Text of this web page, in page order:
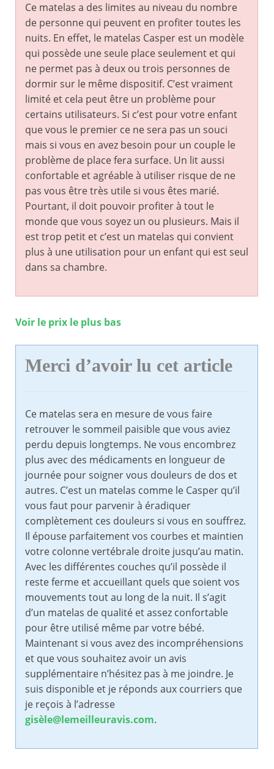
Ce matelas a des limites au niveau du nombre
de personne qui peuvent en profiter toutes les
nuits. En effet, le matelas Casper est un modèle
qui possède une seule place seulement et qui
ne permet pas à deux ou trois personnes de
dormir sur le même dispositif. C’est vraiment
limité et cela peut être un problème pour
certains utilisateurs. Si c’est pour votre enfant
que vous le premier ce ne sera pas un souci
mais si vous en avez besoin pour un couple le
problème de place fera surface. Un lit aussi
confortable et agréable à utiliser risque de ne
pas vous être très utile si vous êtes marié.
Pourtant, il doit pouvoir profiter à tout le
monde que vous soyez un ou plusieurs. Mais il
est trop petit et c’est un matelas qui convient
plus à une utilisation pour un enfant qui est seul
dans sa chambre.
Voir le prix le plus bas
Merci d’avoir lu cet article
Ce matelas sera en mesure de vous faire
retrouver le sommeil paisible que vous aviez
perdu depuis longtemps. Ne vous encombrez
plus avec des médicaments en longueur de
journée pour soigner vous douleurs de dos et
autres. C’est un matelas comme le Casper qu’il
vous faut pour parvenir à éradiquer
complètement ces douleurs si vous en souffrez.
Il épouse parfaitement vos courbes et maintien
votre colonne vertébrale droite jusqu’au matin.
Avec les différentes couches qu’il possède il
reste ferme et accueillant quels que soient vos
mouvements tout au long de la nuit. Il s’agit
d’un matelas de qualité et assez confortable
pour être utilisé même par votre bébé.
Maintenant si vous avez des incompréhensions
et que vous souhaitez avoir un avis
supplémentaire n’hésitez pas à me joindre. Je
suis disponible et je réponds aux courriers que
je reçois à l’adresse
gisèle@lemeilleuravis.com.